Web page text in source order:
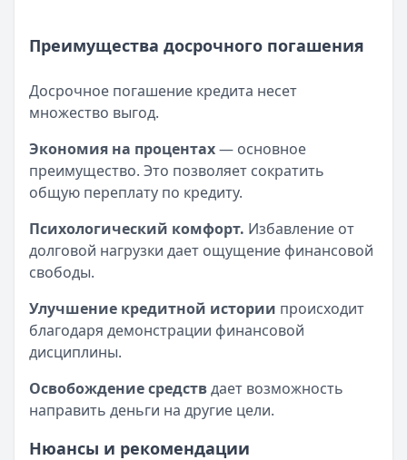
Преимущества досрочного погашения
Досрочное погашение кредита несет
множество выгод.
Экономия на процентах— основное
преимущество. Это позволяет сократить
общую переплату по кредиту.
Психологический комфорт. Избавление от
долговой нагрузки дает ощущение финансовой
свободы.
Улучшение кредитной истории происходит
благодаря демонстрации финансовой
дисциплины.
Освобождение средствдает возможность
направить деньги на другие цели.
Нюансы и рекомендации